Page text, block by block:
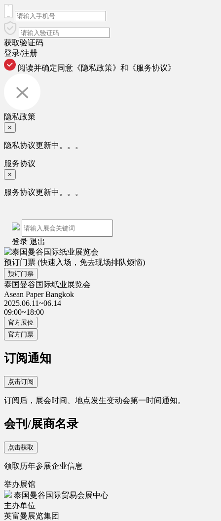
获取验证码
登录/注册
阅读并确定同意 《隐私政策》 和 《服务协议》
隐私政策
×
隐私协议更新中。。。
服务协议
×
服务协议更新中。。。
登录 退出
预订门票 (快速入场，免去现场排队烦恼)
预订门票
泰国曼谷国际纸业展览会
Asean Paper Bangkok
2025.06.11~06.14
09:00~18:00
官方展位
官方门票
订阅通知
点击订阅
订阅后，展会时间、地点发生变动会第一时间通知。
会刊/展商名录
点击获取
领取历年参展企业信息
举办展馆
泰国曼谷国际贸易会展中心
主办单位
英富曼展览集团